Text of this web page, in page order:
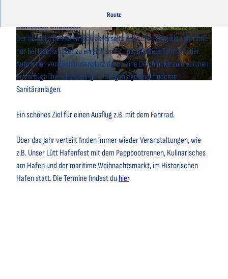
© A. Brüning © Siemens |CC-BY
Route
Der historische Hafen in Neuhaus an der Oste mit seinem
maritimen Charakter
Der historische Hafen ist wasserseits über eine schmale Fahrrinne
nur bei Hochwasser zu erreichen. Zu Fuß, mit dem Fahrrad oder
Auto ist er vom Schleusenplatz durch eine Deichlücke zu erreichen.
Er verfügt über eine sehr gute Steganlage und moderne
Sanitäranlagen.
Ein schönes Ziel für einen Ausflug z.B. mit dem Fahrrad.
Über das Jahr verteilt finden immer wieder Veranstaltungen, wie
z.B. Unser Lütt Hafenfest mit dem Pappbootrennen, Kulinarisches
am Hafen und der maritime Weihnachtsmarkt, im Historischen
Hafen statt. Die Termine findest du hier.